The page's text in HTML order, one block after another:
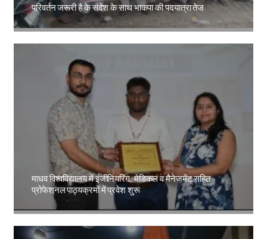
परिवर्तन जरूरी है के संदेश के साथ भाकपा की पदयात्रा तेज
Amit Lekh
माधव विश्वविद्यालय में इंजीनियरिंग, मेडिकल व मैनेजमेंट सहित
प्रोफेशनल पाठ्यक्रमों में प्रवेश शुरू
Amit Lekh